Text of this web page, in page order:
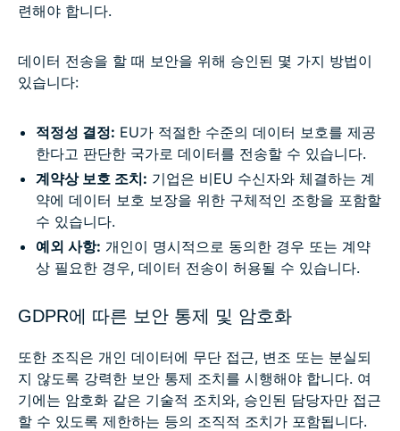
련해야 합니다.
데이터 전송을 할 때 보안을 위해 승인된 몇 가지 방법이
있습니다:
적정성 결정: EU가 적절한 수준의 데이터 보호를 제공
한다고 판단한 국가로 데이터를 전송할 수 있습니다.
계약상 보호 조치: 기업은 비EU 수신자와 체결하는 계
약에 데이터 보호 보장을 위한 구체적인 조항을 포함할
수 있습니다.
예외 사항: 개인이 명시적으로 동의한 경우 또는 계약
상 필요한 경우, 데이터 전송이 허용될 수 있습니다.
GDPR에 따른 보안 통제 및 암호화
또한 조직은 개인 데이터에 무단 접근, 변조 또는 분실되
지 않도록 강력한 보안 통제 조치를 시행해야 합니다. 여
기에는 암호화 같은 기술적 조치와, 승인된 담당자만 접근
할 수 있도록 제한하는 등의 조직적 조치가 포함됩니다.